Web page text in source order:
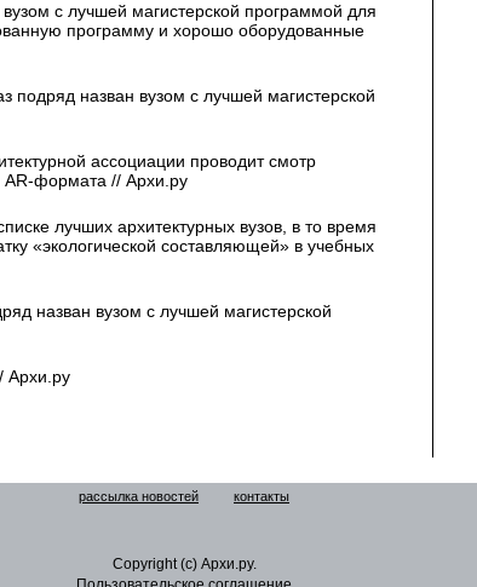
с лучшей магистерской программой для
программу и хорошо оборудованные
подряд назван вузом с лучшей магистерской
ассоциации проводит смотр
AR-формата // Архи.ру
лучших архитектурных вузов, в то время
«экологической составляющей» в учебных
назван вузом с лучшей магистерской
Архи.ру
рассылка новостей контакты
Copyright (c) Архи.ру.